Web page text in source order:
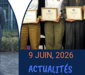
9 JUIN, 2026
ACTUALITÉS